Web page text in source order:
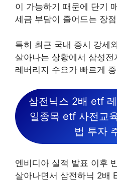
이 가능하기 때문에 단기
세금 부담이 줄어드는 장
특히 최근 국내 증시 강세
살아나는 상황에서 삼성
레버리지 수요가 빠르게
삼전닉스 2배 etf
일종목 etf 사전교
법 투자
엔비디아 실적 발표 이후
살아나면서 삼전하닉 2배